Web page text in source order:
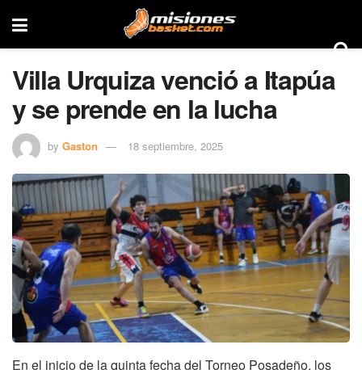
Villa Urquiza venció a Itapúa
y se prende en la lucha
by Gaston 18 septiembre, 2025
En el inicio de la quinta fecha del Torneo Posadeño, los